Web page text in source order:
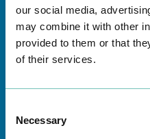
our social media,
may combine it with other
provided to them or that
of their services.
Selection
NecessaryConheça todas as